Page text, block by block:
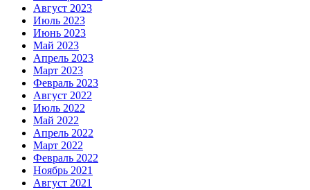
Август 2023
Июль 2023
Июнь 2023
Май 2023
Апрель 2023
Март 2023
Февраль 2023
Август 2022
Июль 2022
Май 2022
Апрель 2022
Март 2022
Февраль 2022
Ноябрь 2021
Август 2021